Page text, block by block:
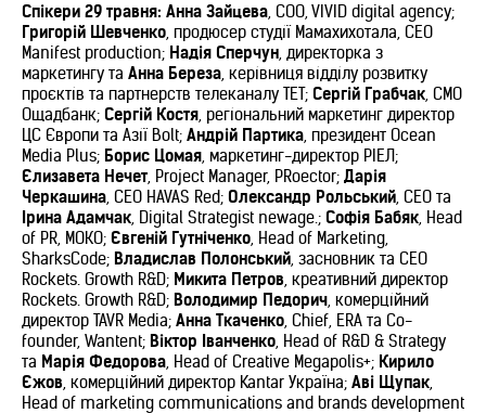
Спікери 29 травня: Анна Зайцева, COO, VIVID digital agency;
Григорій Шевченко, продюсер студії Мамахихотала, CEO
Manifest production; Надія Сперчун, директорка з
маркетингу та Анна Береза, керівниця відділу розвитку
проєктів та партнерств телеканалу ТЕТ; Сергій Грабчак, СМО
Ощадбанк; Сергій Костя, регіональний маркетинг директор
ЦС Європи та Азії Bolt; Андрій Партика, президент Ocean
Media Plus; Борис Цомая, маркетинг-директор РІЕЛ;
Єлизавета Нечет, Project Manager, PRoector; Дарія
Черкашина, CEO HAVAS Red; Олександр Рольський, СЕО та
Ірина Адамчак, Digital Strategist newage.; Софія Бабяк, Head
of PR, МОКО; Євгеній Гутніченко, Head of Marketing,
SharksCode; Владислав Полонський, засновник та СЕО
Rockets. Growth R&D; Микита Петров, креативний директор
Rockets. Growth R&D; Володимир Педорич, комерційний
директор TAVR Media; Анна Ткаченко, Chief, ERA та Co-
founder, Wantent; Віктор Іванченко, Head of R&D & Strategy
та Марія Федорова, Head of Creative Megapolis+; Кирило
Єжов, комерційний директор Kantar Україна; Аві Щупак,
Head of marketing communications and brands development